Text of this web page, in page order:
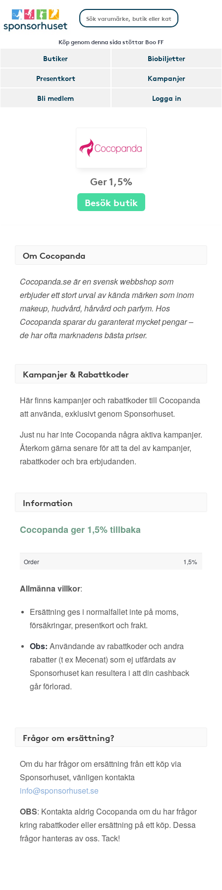
Köp genom denna sida stöttar Boo FF
Butiker
Biobiljetter
Presentkort
Kampanjer
Bli medlem
Logga in
Ger 1,5%
Besök butik
Om Cocopanda
Cocopanda.se är en svensk webbshop som
erbjuder ett stort urval av kända märken som inom
makeup, hudvård, hårvård och parfym. Hos
Cocopanda sparar du garanterat mycket pengar –
de har ofta marknadens bästa priser.
Kampanjer & Rabattkoder
Här finns kampanjer och rabattkoder till Cocopanda
att använda, exklusivt genom Sponsorhuset.
Just nu har inte Cocopanda några aktiva kampanjer.
Återkom gärna senare för att ta del av kampanjer,
rabattkoder och bra erbjudanden.
Information
Cocopanda ger 1,5% tillbaka
Order 1,5%
Allmänna villkor:
Ersättning ges i normalfallet inte på moms,
försäkringar, presentkort och frakt.
Obs: Användande av rabattkoder och andra
rabatter (t ex Mecenat) som ej utfärdats av
Sponsorhuset kan resultera i att din cashback
går förlorad.
Frågor om ersättning?
Om du har frågor om ersättning från ett köp via
Sponsorhuset, vänligen kontakta
info@sponsorhuset.se
OBS: Kontakta aldrig Cocopanda om du har frågor
kring rabattkoder eller ersättning på ett köp. Dessa
frågor hanteras av oss. Tack!